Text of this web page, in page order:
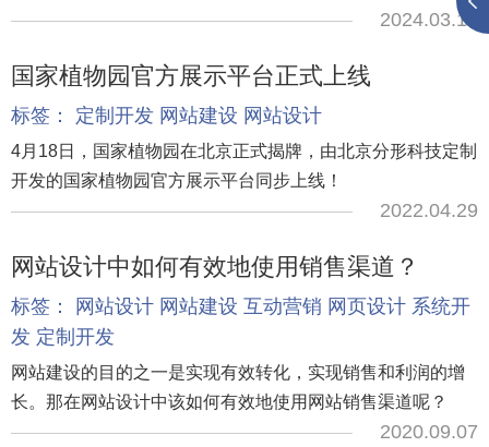
2024.03.19
国家植物园官方展示平台正式上线
标签： 定制开发 网站建设 网站设计
4月18日，国家植物园在北京正式揭牌，由北京分形科技定制
开发的国家植物园官方展示平台同步上线！
2022.04.29
网站设计中如何有效地使用销售渠道？
标签： 网站设计 网站建设 互动营销 网页设计 系统开
发 定制开发
网站建设的目的之一是实现有效转化，实现销售和利润的增
长。那在网站设计中该如何有效地使用网站销售渠道呢？
2020.09.07